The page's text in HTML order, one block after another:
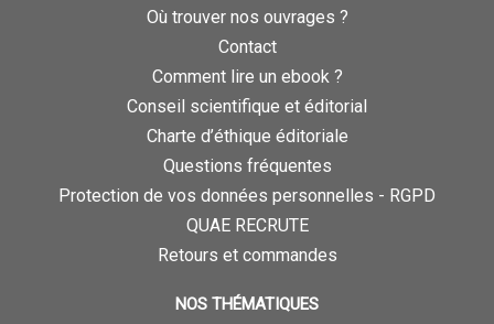
Où trouver nos ouvrages ?
Contact
Comment lire un ebook ?
Conseil scientifique et éditorial
Charte d’éthique éditoriale
Questions fréquentes
Protection de vos données personnelles - RGPD
QUAE RECRUTE
Retours et commandes
NOS THÉMATIQUES